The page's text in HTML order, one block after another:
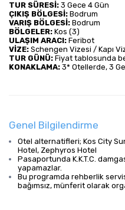
TUR SÜRESİ: 3 Gece 4 Gün
ÇIKIŞ BÖLGESİ: Bodrum
VARIŞ BÖLGESİ: Bodrum
BÖLGELER: Kos (3)
ULAŞIM ARACI: Feribot
VİZE: Schengen Vizesi / Kapı
TUR GÜNÜ: Fiyat tablosunda
KONAKLAMA: 3* Otellerde, 3
Genel Bilgilendirme
Otel alternatifleri; Kos City
Hotel, Zephyros Hotel
Pasaportunda K.K.T.C.
yapamazlar.
Bu programda rehberlik
bağımsız, münferit olarak